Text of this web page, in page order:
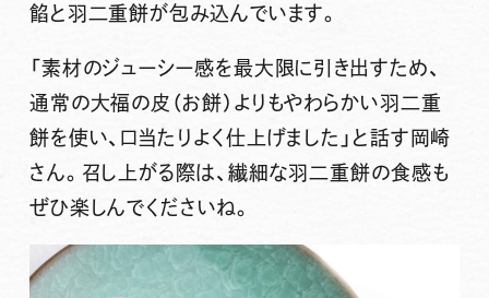
餡と羽二重餅が包み込んでいます。
「素材のジューシー感を最大限に引き出すため、
通常の大福の皮（お餅）よりもやわらかい羽二重
餅を使い、口当たりよく仕上げました」と話す岡崎
さん。召し上がる際は、繊細な羽二重餅の食感も
ぜひ楽しんでくださいね。